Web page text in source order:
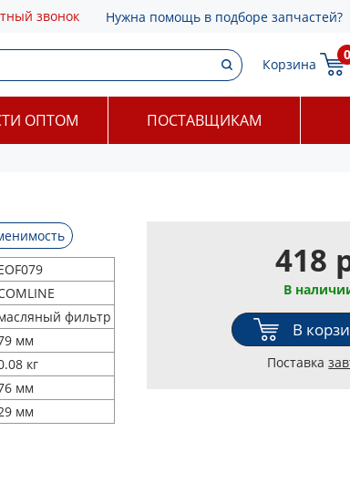
звонок Нужна помощь в подборе запчастей?
Корзина
0
ОПТОМ ПОСТАВЩИКАМ
фильтр
мм
кг
мм
мм
418
В
В
Поставка